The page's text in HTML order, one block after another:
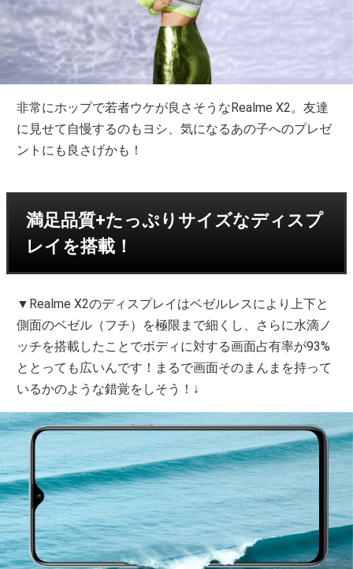
非常にホップで若者ウケが良さそうなRealme X2。友達
に見せて自慢するのもヨシ、気になるあの子へのプレゼ
ントにも良さげかも！
満足品質+たっぷりサイズなディスプ
レイを搭載！
▼Realme X2のディスプレイはベゼルレスにより上下と
側面のベゼル（フチ）を極限まで細くし、さらに水滴ノ
ッチを搭載したことでボディに対する画面占有率が93%
ととっても広いんです！まるで画面そのまんまを持って
いるかのような錯覚をしそう！↓